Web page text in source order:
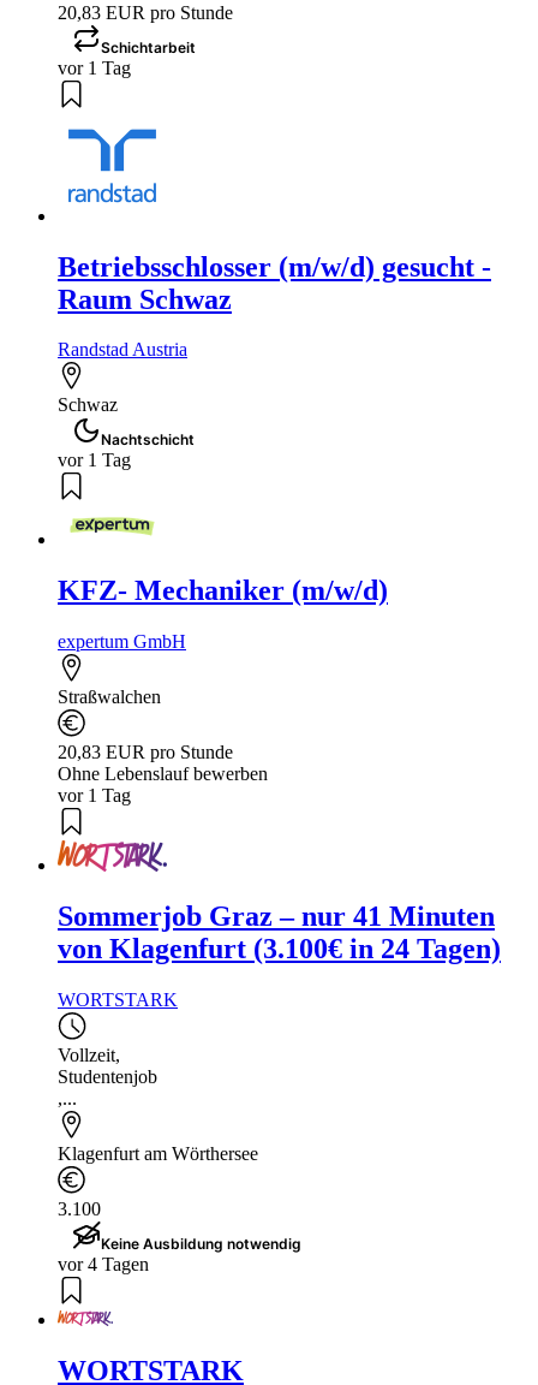
20,83 EUR pro Stunde
Schichtarbeit
vor 1 Tag
Betriebsschlosser (m/w/d) gesucht -
Raum Schwaz
Randstad Austria
Schwaz
Nachtschicht
vor 1 Tag
KFZ- Mechaniker (m/w/d)
expertum GmbH
Straßwalchen
20,83 EUR pro Stunde
Ohne Lebenslauf bewerben
vor 1 Tag
Sommerjob Graz – nur 41 Minuten
von Klagenfurt (3.100€ in 24 Tagen)
WORTSTARK
Vollzeit,
Studentenjob
,...
Klagenfurt am Wörthersee
3.100
Keine Ausbildung notwendig
vor 4 Tagen
WORTSTARK